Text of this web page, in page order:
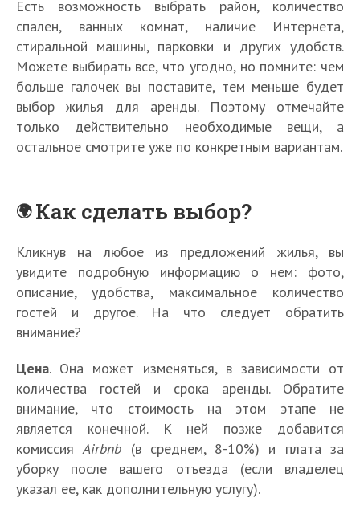
Есть возможность выбрать район, количество
спален, ванных комнат, наличие Интернета,
стиральной машины, парковки и других удобств.
Можете выбирать все, что угодно, но помните: чем
больше галочек вы поставите, тем меньше будет
выбор жилья для аренды. Поэтому отмечайте
только действительно необходимые вещи, а
остальное смотрите уже по конкретным вариантам.
Как сделать выбор?
Кликнув на любое из предложений жилья, вы
увидите подробную информацию о нем: фото,
описание, удобства, максимальное количество
гостей и другое. На что следует обратить
внимание?
Цена. Она может изменяться, в зависимости от
количества гостей и срока аренды. Обратите
внимание, что стоимость на этом этапе не
является конечной. К ней позже добавится
комиссияAirbnb (в среднем, 8-10%) и плата за
уборку после вашего отъезда (если владелец
указал ее, как дополнительную услугу).